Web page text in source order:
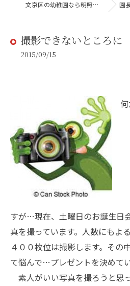
文京区の幼稚園なら明照幼稚園 園長
撮影できないところに
2015/09/15
何
すが…現在、土曜日のお誕生日
真を撮っています。人数にもよ
４００枚位は撮影します。その
て悩んで…プレゼントを決めてい
素人がいい写真を撮ろうと思